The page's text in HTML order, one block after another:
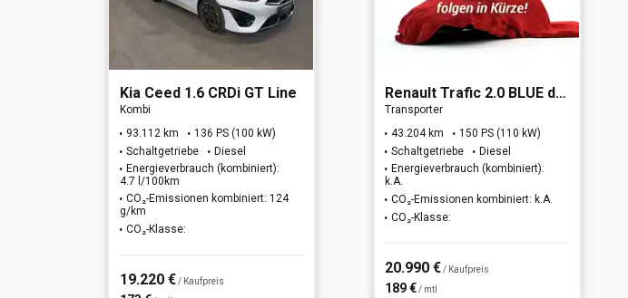
Kia Ceed 1.6 CRDi GT Line
Kombi
93.112 km
136 PS (100 kW)
Schaltgetriebe
Diesel
Energieverbrauch (kombiniert):
4.7 l/100km
CO₂-Emissionen kombiniert: 124
g/km
CO₂-Klasse:
19.220 € / Kaufpreis
Renault Trafic 2.0 BLUE dCi 150 L1H1 3,0t Komfort (EU6d)
Transporter
43.204 km
150 PS (110 kW)
Schaltgetriebe
Diesel
Energieverbrauch (kombiniert):
k.A.
CO₂-Emissionen kombiniert: k.A.
CO₂-Klasse:
20.990 € / Kaufpreis
189 € / mtl